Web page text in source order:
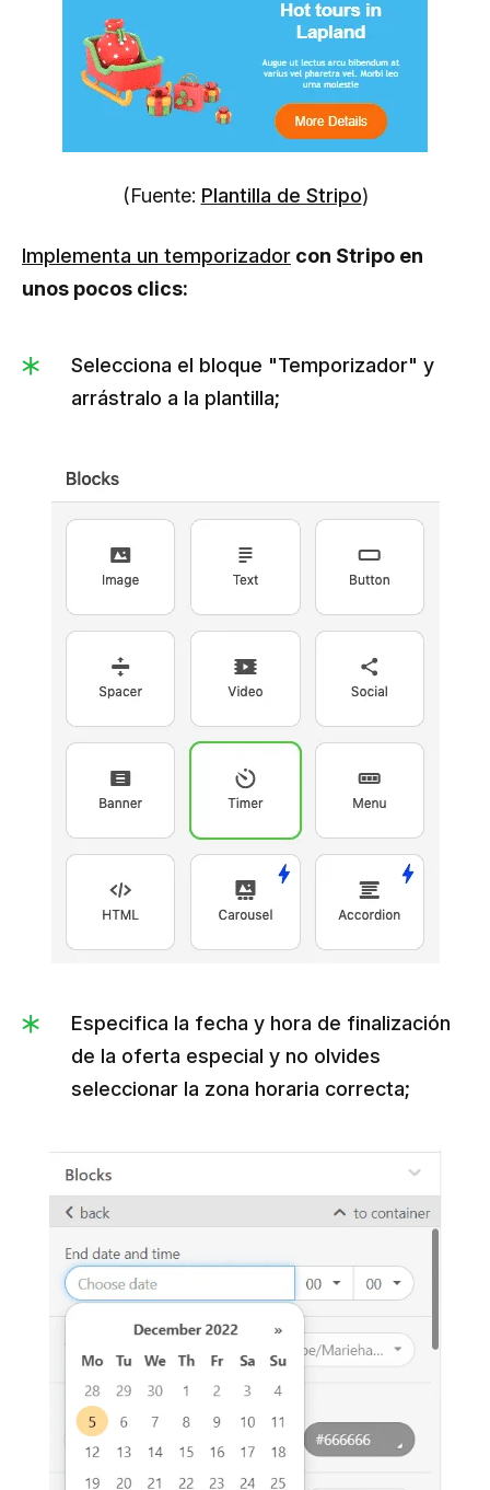
(Fuente: Plantilla de Stripo)
Implementa un temporizador con Stripo en
unos pocos clics:
Selecciona el bloque "Temporizador" y
arrástralo a la plantilla;
Especifica la fecha y hora de finalización
de la oferta especial y no olvides
seleccionar la zona horaria correcta;